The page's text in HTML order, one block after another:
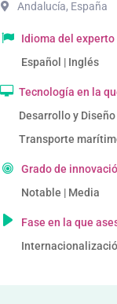
Andalucía, España
Idioma del experto
Español | Inglés
Tecnología en la
Desarrollo y
Transporte
Grado de
Notable | Media
Fase en la que